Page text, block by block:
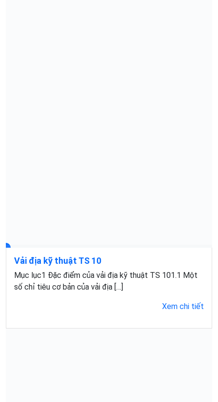
Vải địa kỹ thuật TS 10
Mục lục1 Đặc điểm của vải địa kỹ thuật TS 101.1 Một
số chỉ tiêu cơ bản của vải địa […]
Xem chi tiết